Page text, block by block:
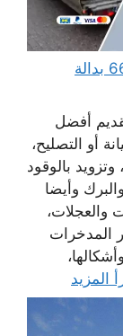
ونش كرين سطحة ام الهيمان 66400336 بدالة
أفضل
أو التصليح،
بالوقود
وأيضا
والعجلات،
المدخرات
المزيد